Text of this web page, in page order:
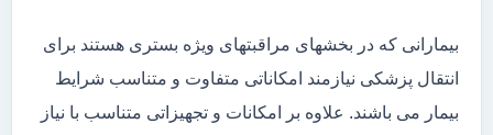
بیمارانی که در بخشهای مراقبتهای ویژه بستری هستند برای
انتقال پزشکی نیازمند امکاناتی متفاوت و متناسب شرایط
بیمار می باشند. علاوه بر امکانات و تجهیزاتی متناسب با نیاز